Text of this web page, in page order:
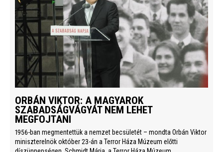
ORBÁN VIKTOR: A MAGYAROK
SZABADSÁGVÁGYÁT NEM LEHET
MEGFOJTANI
1956-ban megmentettük a nemzet becsületét – mondta Orbán Viktor
miniszterelnök október 23-án a Terror Háza Múzeum előtti